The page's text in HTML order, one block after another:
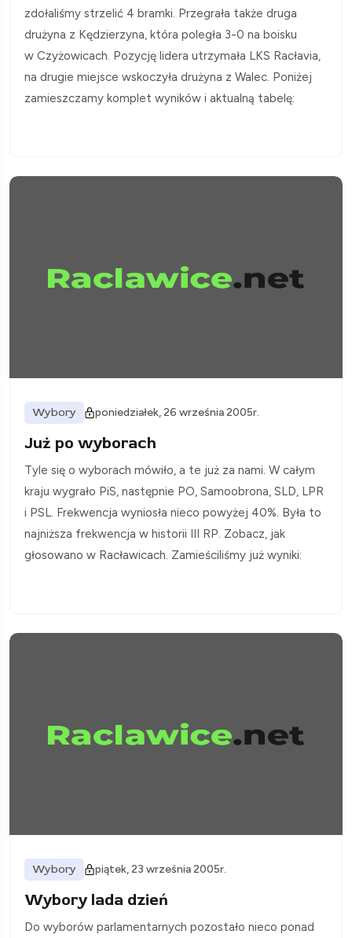
zdołaliśmy strzelić 4 bramki. Przegrała także druga
drużyna z Kędzierzyna, która poległa 3-0 na boisku
w Czyżowicach. Pozycję lidera utrzymała LKS Racłavia,
na drugie miejsce wskoczyła drużyna z Walec. Poniżej
zamieszczamy komplet wyników i aktualną tabelę:
Wybory poniedziałek, 26 września 2005r.
Już po wyborach
Tyle się o wyborach mówiło, a te już za nami. W całym
kraju wygrało PiS, następnie PO, Samoobrona, SLD, LPR
i PSL. Frekwencja wyniosła nieco powyżej 40%. Była to
najniższa frekwencja w historii III RP. Zobacz, jak
głosowano w Racławicach. Zamieściliśmy już wyniki:
Wybory piątek, 23 września 2005r.
Wybory lada dzień
Do wyborów parlamentarnych pozostało nieco ponad